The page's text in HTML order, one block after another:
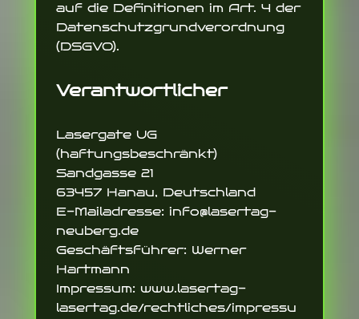
auf die Definitionen im Art. 4 der
Datenschutzgrundverordnung
(DSGVO).
Verantwortlicher
Lasergate UG
(haftungsbeschränkt)
Sandgasse 21
63457 Hanau, Deutschland
E-Mailadresse: info@lasertag-
neuberg.de
Geschäftsführer: Werner
Hartmann
Impressum: www.lasertag-
lasertag.de/rechtliches/impressu